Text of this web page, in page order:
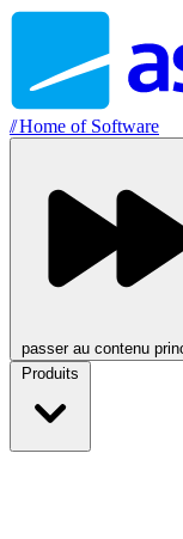
//Home of Software
passer au contenu
Produits